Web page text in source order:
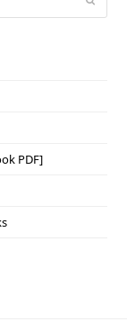
PDF]